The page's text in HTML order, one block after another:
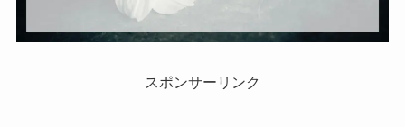
スポンサーリンク